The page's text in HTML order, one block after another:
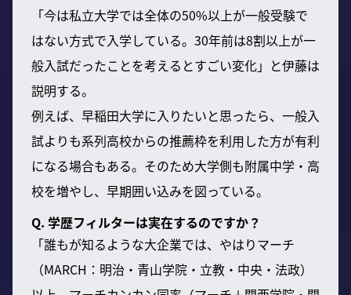
「今は私立大学では全体の50%以上が一般受験で
はない方式で入学している。30年前は8割以上が一
般入試だったことを考えるとすごい変化」と伊藤は
説明する。
例えば、早稲田大学に入りたいと思ったら、一般入
試よりも系列高校からの推薦枠を利用した方が有利
になる場合もある。そのため大学側も附属中学・高
校を増やし、早期囲い込みを図っている。
Q. 学歴フィルターは実在するのですか？
「誰もが知るような大企業では、やはりマーチ
（MARCH：明治・青山学院・立教・中央・法政）